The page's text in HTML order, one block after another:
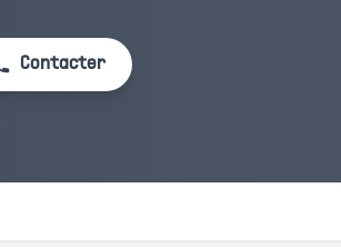
Contacter